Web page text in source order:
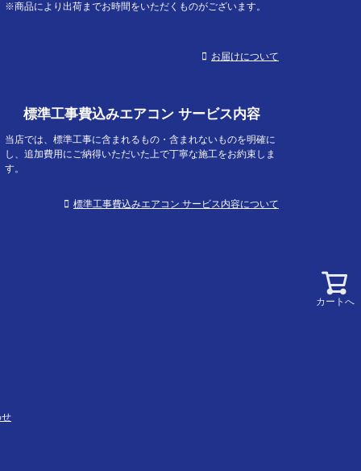
カートへ
※商品により出荷までお時間をいただくものがございます。
お届けについて
標準工事費込みエアコン サービス内容
当店では、標準工事に含まれるもの・含まれないものを明確に
し、追加費用にご納得いただいた上で丁寧な施工をお約束しま
す。
標準工事費込みエアコン サービス内容について
せ